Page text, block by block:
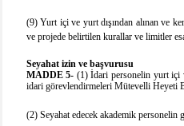
(9) Yurt içi ve yurt dışından alınan ve
ve projede belirtilen kurallar ve limitler
Seyahat izin ve başvurusu
MADDE 5- (1) İdari personelin yurt içi
idari görevlendirmeleri Mütevelli Heyeti
(2) Seyahat edecek akademik